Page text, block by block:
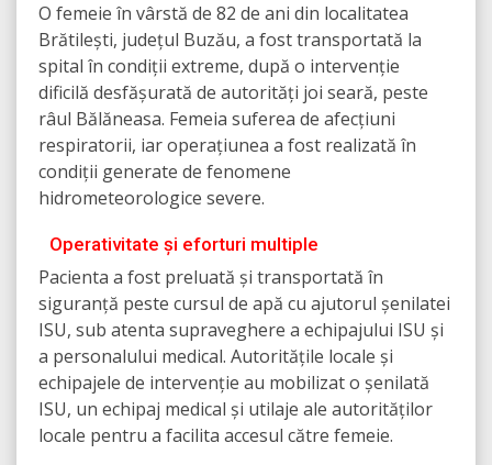
O femeie în vârstă de 82 de ani din localitatea
Brătilești, județul Buzău, a fost transportată la
spital în condiții extreme, după o intervenție
dificilă desfășurată de autorități joi seară, peste
râul Bălăneasa. Femeia suferea de afecțiuni
respiratorii, iar operațiunea a fost realizată în
condiții generate de fenomene
hidrometeorologice severe.
Operativitate și eforturi multiple
Pacienta a fost preluată și transportată în
siguranță peste cursul de apă cu ajutorul șenilatei
ISU, sub atenta supraveghere a echipajului ISU și
a personalului medical. Autoritățile locale și
echipajele de intervenție au mobilizat o șenilată
ISU, un echipaj medical și utilaje ale autorităților
locale pentru a facilita accesul către femeie.